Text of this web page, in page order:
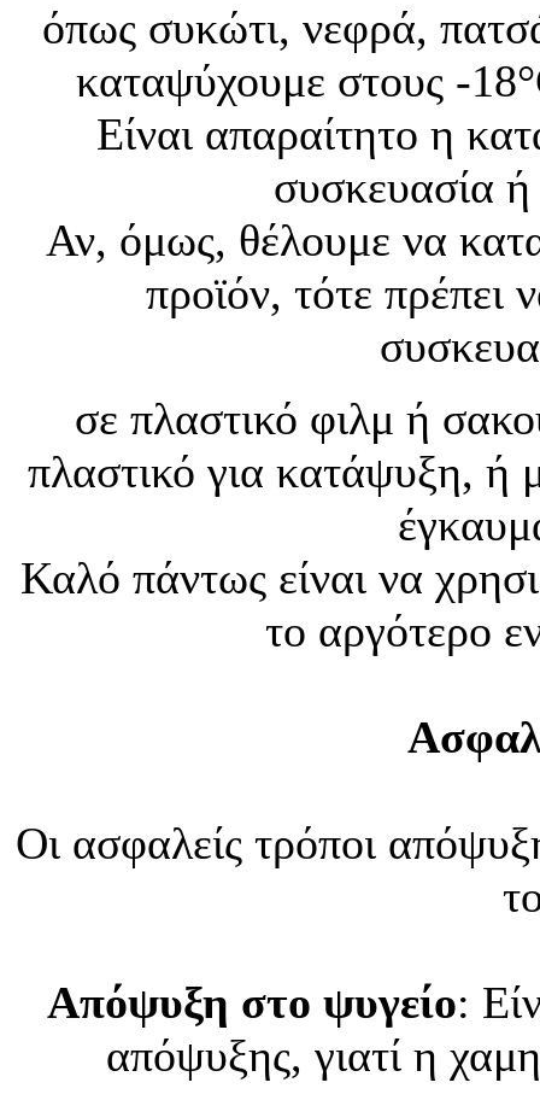
όπως συκώτι, νεφρά,
καταψύχουμε στους -
Είναι απαραίτητο η
συσκευασία
Αν, όμως, θέλουμε να
προϊόν, τότε πρέπει
σε πλαστικό φιλμ ή
πλαστικό για κατάψυξη, ή
Καλό πάντως είναι να
το αργότερο
Οι ασφαλείς τρόποι
Απόψυξη στο ψυγείο:
απόψυξης, γιατί η